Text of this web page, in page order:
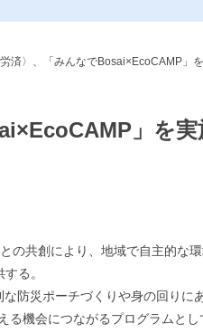
済〉、「みんなでBosai×EcoCAMP」
」を実
共創により、地域で自主的な
る。
防災ポーチづくりや身の回り
機会につながるプログラムと